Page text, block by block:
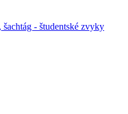
šachtág - študentské zvyky